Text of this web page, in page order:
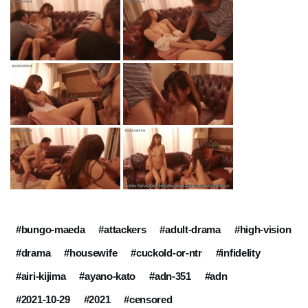
#bungo-maeda #attackers #adult-drama
#high-vision
#drama
#housewife #cuckold-or-ntr
#infidelity
#airi-kijima
#ayano-kato #adn-351
#adn
#2021-10-29
#2021 #censored